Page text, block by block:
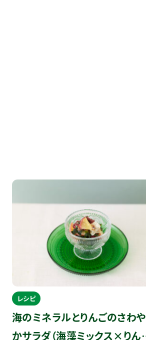
レシピ
海のミネラルとりんごのさわや
かサラダ（海藻ミックス×りん